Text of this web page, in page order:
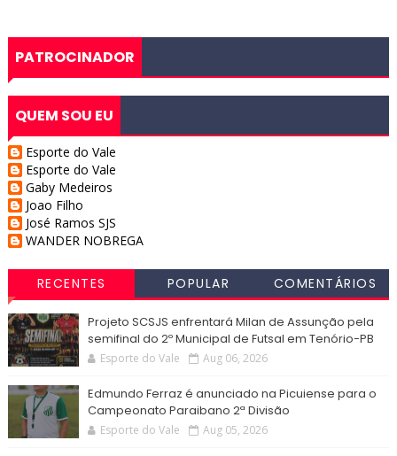
PATROCINADOR
QUEM SOU EU
Esporte do Vale
Esporte do Vale
Gaby Medeiros
Joao Filho
José Ramos SJS
WANDER NOBREGA
RECENTES POPULAR COMENTÁRIOS
Projeto SCSJS enfrentará Milan de Assunção pela
semifinal do 2º Municipal de Futsal em Tenório-PB
Esporte do Vale Aug 06, 2026
Edmundo Ferraz é anunciado na Picuiense para o
Campeonato Paraibano 2ª Divisão
Esporte do Vale Aug 05, 2026